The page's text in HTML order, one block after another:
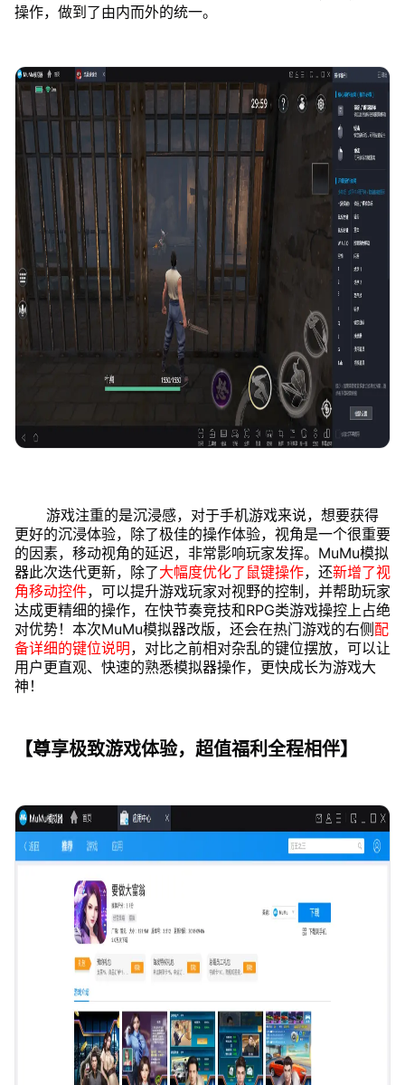
操作，做到了由内而外的统一。
游戏注重的是沉浸感，对于手机游戏来说，想要获得
更好的沉浸体验，除了极佳的操作体验，视角是一个很重要
的因素，移动视角的延迟，非常影响玩家发挥。MuMu模拟
器此次迭代更新，除了大幅度优化了鼠键操作，还新增了视
角移动控件，可以提升游戏玩家对视野的控制，并帮助玩家
达成更精细的操作，在快节奏竞技和RPG类游戏操控上占绝
对优势！ 本次MuMu模拟器改版，还会在热门游戏的右侧配
备详细的键位说明，对比之前相对杂乱的键位摆放，可以让
用户更直观、快速的熟悉模拟器操作，更快成长为游戏大
神！
【尊享极致游戏体验，超值福利全程相伴】